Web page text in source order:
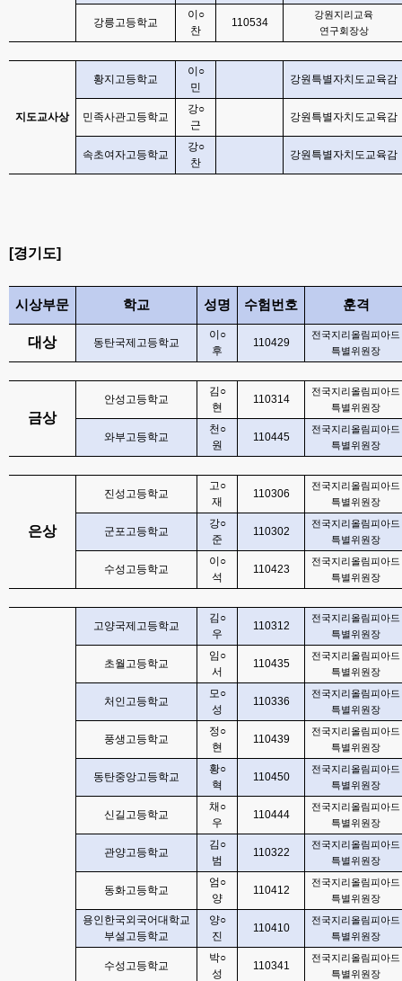
강릉고등학교
이 ○
찬
110534
강원지리교육
연구회장상
지도교사상
황지고등학교
이 ○
민
강원특별자치도교육감
민족사관고등학교
강○
근
강원특별자치도교육감
속초여자고등학교
강○
찬
강원특별자치도교육감
[경기도]
시상부문 학교 성명 수험번호 훈격
대상 동탄국제고등학교
이 ○
후
110429
전국지리올림피아드
특별위원장
금상
안성고등학교
김 ○
현
110314
전국지리올림피아드
특별위원장
와부고등학교
천○
원
110445
전국지리올림피아드
특별위원장
은상
진성고등학교
고○
재
110306
전국지리올림피아드
특별위원장
군포고등학교
강○
준
110302
전국지리올림피아드
특별위원장
수성고등학교
이 ○
석
110423
전국지리올림피아드
특별위원장
고양국제고등학교
김 ○
우
110312
전국지리올림피아드
특별위원장
초월고등학교
임 ○
서
110435
전국지리올림피아드
특별위원장
처인고등학교
모○
성
110336
전국지리올림피아드
특별위원장
풍생고등학교
정○
현
110439
전국지리올림피아드
특별위원장
동탄중앙고등학교
황○
혁
110450
전국지리올림피아드
특별위원장
신길고등학교
채 ○
우
110444
전국지리올림피아드
특별위원장
관양고등학교
김 ○
범
110322
전국지리올림피아드
특별위원장
동화고등학교
엄 ○
양
110412
전국지리올림피아드
특별위원장
용인한국외국어대학교
부설고등학교
양○
진
110410
전국지리올림피아드
특별위원장
수성고등학교
박○
성
110341
전국지리올림피아드
특별위원장